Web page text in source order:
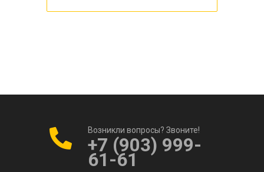
Возникли вопросы? Звоните!
+7 (903) 999-
61-61